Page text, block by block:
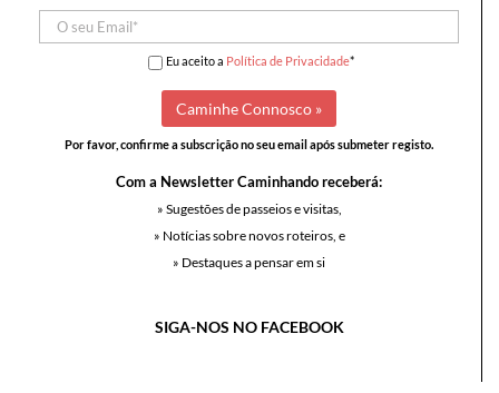
Eu aceito a Política de Privacidade*
Por favor, confirme a subscrição no seu email após submeter registo.
Com a Newsletter Caminhando receberá:
» Sugestões de passeios e visitas,
» Notícias sobre novos roteiros, e
» Destaques a pensar em si
SIGA-NOS NO FACEBOOK